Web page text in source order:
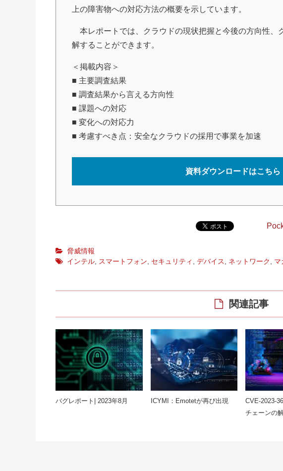
上の障害物への対応方法の概要を示しています。
本レポートでは、クラウドの現状把握と今後の方向性、
解することができます。
＜掲載内容＞
■ 主要調査結果
■ 調査結果から言える方向性
■ 課題への対応
■ 変化への対応力
■ 考慮すべき点：安全なクラウドの採用で事業を加速
資料ダウンロードはこちら
脅威情報
インテル
スマートフォン セキュリティ デバイス ネットワーク マ
関連記事
バグレポート| 2023年8月 ICYMI：Emotetが再び出現
CVE-2023-
チェーンの